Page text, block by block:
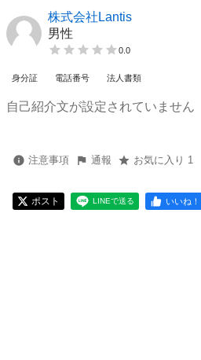
株式会社Lantis
男性
0.0
身分証 電話番号 法人書類
自己紹介文が設定されていません
注意事項 通報 お気に入り 1
ポスト LINEで送る いいね！